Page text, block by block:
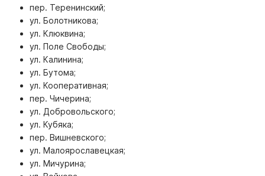
пер. Теренинский;
ул. Болотникова;
ул. Клюквина;
ул. Поле Свободы;
ул. Калинина;
ул. Бутома;
ул. Кооперативная;
пер. Чичерина;
ул. Добровольского;
ул. Кубяка;
пер. Вишневского;
ул. Малоярославецкая;
ул. Мичурина;